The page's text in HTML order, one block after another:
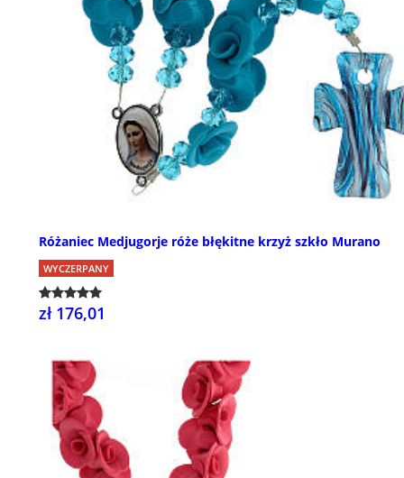
Różaniec Medjugorje róże błękitne krzyż szkło Murano
WYCZERPANY
zł 176,01